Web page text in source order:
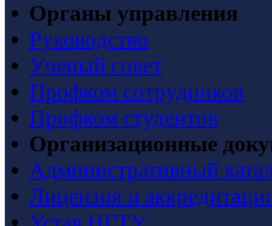
Органы управления
Руководство
Ученый совет
Профком сотрудников
Профком студентов
Организационные
Административный
Лицензия и